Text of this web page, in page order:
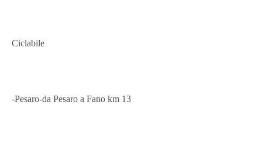
Ciclabile
-Pesaro-da Pesaro a Fano km 13